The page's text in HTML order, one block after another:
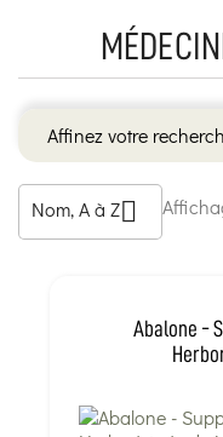
Affinez votre
Nom, A à Z
Abalone -